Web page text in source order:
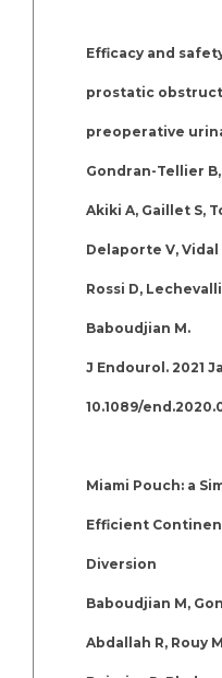
Efficacy and
prostatic
preoperative
Gondran-Tellier B,
Akiki A, Gaillet S,
Delaporte V, Vidal
Rossi D,
Baboudjian M.
J Endourol. 2021
10.1089/
Miami Pouch: a
Efficient
Diversion
Baboudjian M,
Abdallah R, Rouy